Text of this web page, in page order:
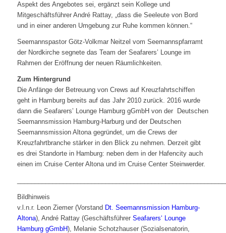
Aspekt des Angebotes sei, ergänzt sein Kollege und
Mitgeschäftsführer André Rattay, „dass die Seeleute von Bord
und in einer anderen Umgebung zur Ruhe kommen können.“
Seemannspastor Götz-Volkmar Neitzel vom Seemannspfarramt
der Nordkirche segnete das Team der Seafarers’ Lounge im
Rahmen der Eröffnung der neuen Räumlichkeiten.
Zum Hintergrund
Die Anfänge der Betreuung von Crews auf Kreuzfahrtschiffen
geht in Hamburg bereits auf das Jahr 2010 zurück. 2016 wurde
dann die Seafarers’ Lounge Hamburg gGmbH von der Deutschen
Seemannsmission Hamburg-Harburg und der Deutschen
Seemannsmission Altona gegründet, um die Crews der
Kreuzfahrtbranche stärker in den Blick zu nehmen. Derzeit gibt
es drei Standorte in Hamburg: neben dem in der Hafencity auch
einen im Cruise Center Altona und im Cruise Center Steinwerder.
Bildhinweis
v.l.n.r. Leon Ziemer (Vorstand Dt. Seemannsmission Hamburg-
Altona), André Rattay (Geschäftsführer Seafarers‘ Lounge
Hamburg gGmbH), Melanie Schotzhauser (Sozialsenatorin,